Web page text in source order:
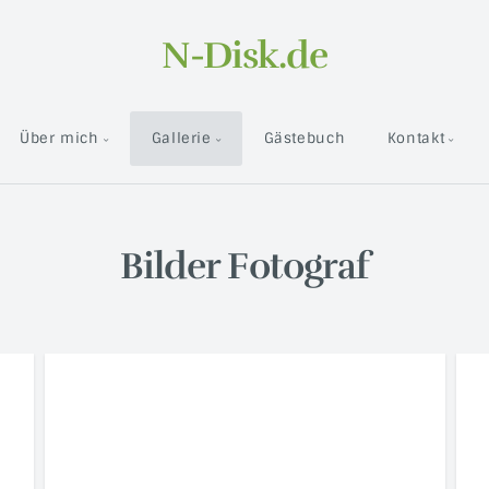
N-Disk.de
Über mich Gallerie Gästebuch Kontakt
Bilder Fotograf